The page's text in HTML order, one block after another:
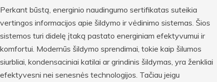
Perkant būstą, energinio naudingumo sertifikatas suteikia
vertingos informacijos apie šildymo ir vėdinimo sistemas. Šios
sistemos turi didelę įtaką pastato energiniam efektyvumui ir
komfortui. Modernūs šildymo sprendimai, tokie kaip šilumos
siurbliai, kondensaciniai katilai ar grindinis šildymas, yra ženkliai
efektyvesni nei senesnės technologijos. Tačiau jeigu